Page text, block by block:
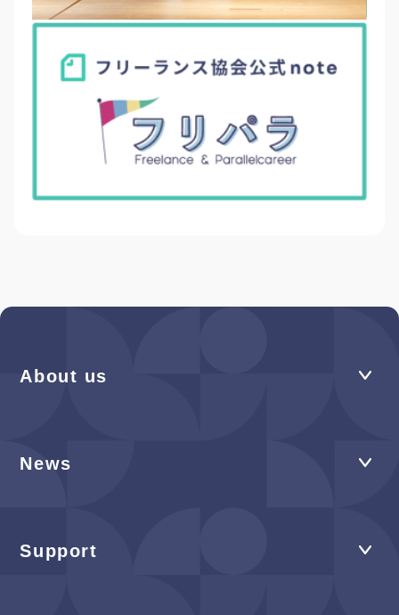
About us
News
Support